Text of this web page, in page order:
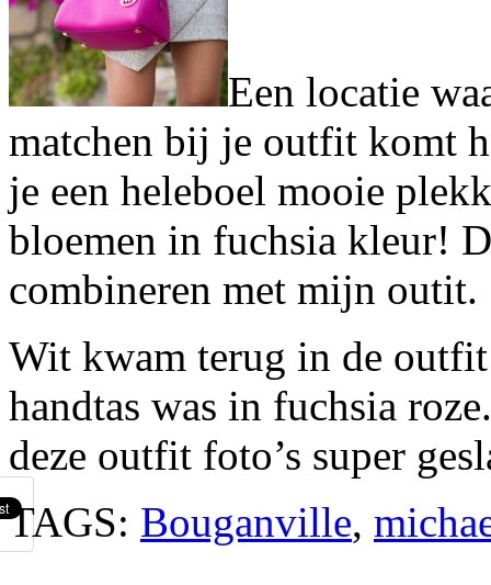
Een locatie
matchen bij je outfit komt
je een heleboel mooie
bloemen in fuchsia kleur!
combineren met mijn outit.
Wit kwam terug in de
handtas was in fuchsia
deze outfit foto’s super
TAGS: Bouganville,